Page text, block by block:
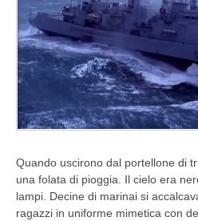
Quando uscirono dal portellone di
una folata di pioggia. Il cielo era
lampi. Decine di marinai si
ragazzi in uniforme mimetica con